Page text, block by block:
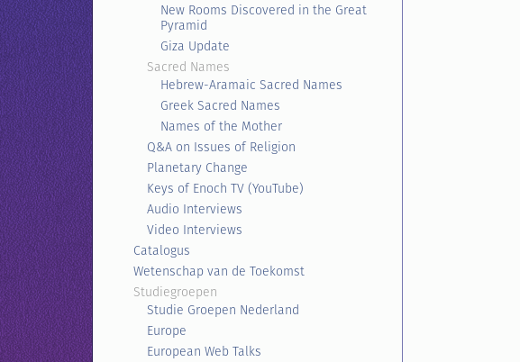
New Rooms Discovered in the Great
Pyramid
Giza Update
Sacred Names
Hebrew-Aramaic Sacred Names
Greek Sacred Names
Names of the Mother
Q&A on Issues of Religion
Planetary Change
Keys of Enoch TV (YouTube)
Audio Interviews
Video Interviews
Catalogus
Wetenschap van de Toekomst
Studiegroepen
Studie Groepen Nederland
Europe
European Web Talks